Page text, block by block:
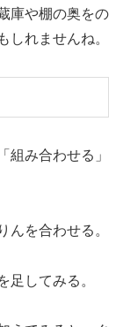
庫や棚の奥をの
しれませんね。
組み合わせる」
んを合わせる。
足してみる。